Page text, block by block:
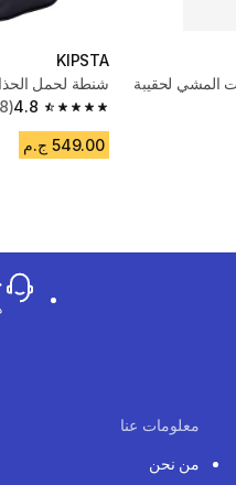
المشي لحقيبة
KIPSTA
شنطة لحمل
4.8
4.8 out of 5 stars from 1168 reviews
(1168)
549.00 ج.م
معلومات عنا
من نحن